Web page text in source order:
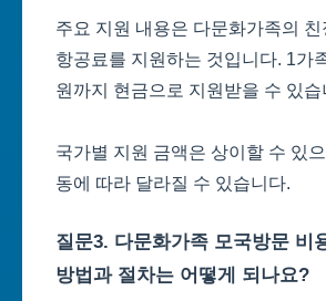
주요 지원 내용은 다문화가족의
항공료를 지원하는 것입니다. 1가
원까지 현금으로 지원받을 수 있습
국가별 지원 금액은 상이할 수 있
동에 따라 달라질 수 있습니다.
질문3. 다문화가족 모국방문 비
방법과 절차는 어떻게 되나요?